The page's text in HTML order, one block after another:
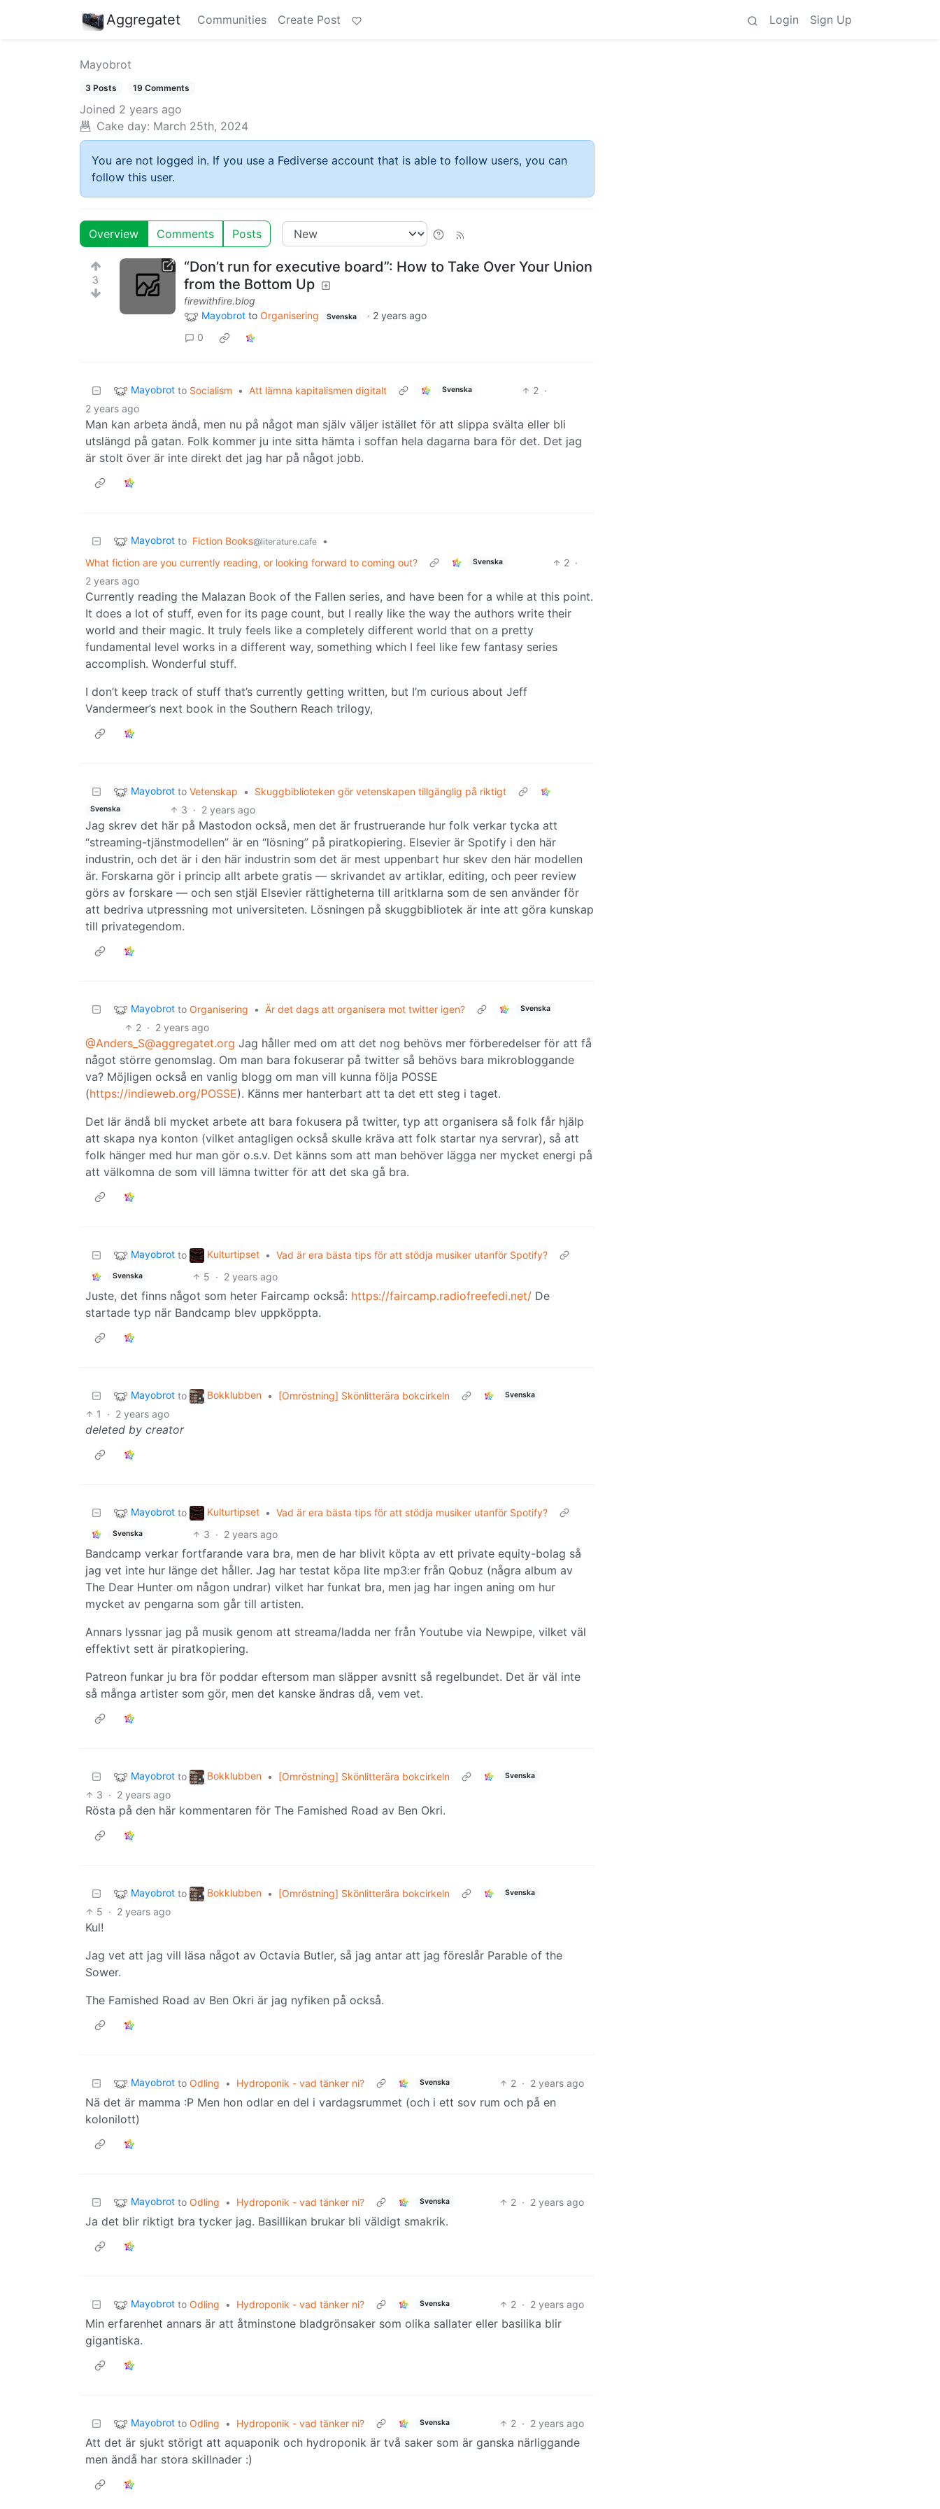
Aggregatet Communities Create Post Login Sign Up
Mayobrot
3 Posts 19 Comments
Joined 2 years ago
Cake day: March 25th, 2024
You are not logged in. If you use a Fediverse account that is able to follow users, you can
follow this user.
Overview Comments Posts
3
“Don’t run for executive board”: How to Take Over Your Union
from the Bottom Up
firewithfire.blog
Mayobrot to Organisering Svenska · 2 years ago
0
Mayobrot to Socialism • Att lämna kapitalismen digitalt Svenska 2 ·
2 years ago
Man kan arbeta ändå, men nu på något man själv väljer istället för att slippa svälta eller bli
utslängd på gatan. Folk kommer ju inte sitta hämta i soffan hela dagarna bara för det. Det jag
är stolt över är inte direkt det jag har på något jobb.
Mayobrot to Fiction Books@literature.cafe
•
What fiction are you currently reading, or looking forward to coming out?
Svenska 2 ·
2 years ago
Currently reading the Malazan Book of the Fallen series, and have been for a while at this point.
It does a lot of stuff, even for its page count, but I really like the way the authors write their
world and their magic. It truly feels like a completely different world that on a pretty
fundamental level works in a different way, something which I feel like few fantasy series
accomplish. Wonderful stuff.
I don’t keep track of stuff that’s currently getting written, but I’m curious about Jeff
Vandermeer’s next book in the Southern Reach trilogy,
Mayobrot to Vetenskap • Skuggbiblioteken gör vetenskapen tillgänglig på riktigt
Svenska 3 · 2 years ago
Jag skrev det här på Mastodon också, men det är frustruerande hur folk verkar tycka att
“streaming-tjänstmodellen” är en “lösning” på piratkopiering. Elsevier är Spotify i den här
industrin, och det är i den här industrin som det är mest uppenbart hur skev den här modellen
är. Forskarna gör i princip allt arbete gratis — skrivandet av artiklar, editing, och peer review
görs av forskare — och sen stjäl Elsevier rättigheterna till aritklarna som de sen använder för
att bedriva utpressning mot universiteten. Lösningen på skuggbibliotek är inte att göra kunskap
till privategendom.
Mayobrot to Organisering • Är det dags att organisera mot twitter igen? Svenska
2 · 2 years ago
@Anders_S@aggregatet.org Jag håller med om att det nog behövs mer förberedelser för att få
något större genomslag. Om man bara fokuserar på twitter så behövs bara mikrobloggande
va? Möjligen också en vanlig blogg om man vill kunna följa POSSE
(https://indieweb.org/POSSE). Känns mer hanterbart att ta det ett steg i taget.
Det lär ändå bli mycket arbete att bara fokusera på twitter, typ att organisera så folk får hjälp
att skapa nya konton (vilket antagligen också skulle kräva att folk startar nya servrar), så att
folk hänger med hur man gör o.s.v. Det känns som att man behöver lägga ner mycket energi på
att välkomna de som vill lämna twitter för att det ska gå bra.
Mayobrot to Kulturtipset • Vad är era bästa tips för att stödja musiker utanför Spotify?
Svenska 5 · 2 years ago
Juste, det finns något som heter Faircamp också: https://faircamp.radiofreefedi.net/ De
startade typ när Bandcamp blev uppköppta.
Mayobrot to Bokklubben • [Omröstning] Skönlitterära bokcirkeln Svenska
1 · 2 years ago
deleted by creator
Mayobrot to Kulturtipset • Vad är era bästa tips för att stödja musiker utanför Spotify?
Svenska 3 · 2 years ago
Bandcamp verkar fortfarande vara bra, men de har blivit köpta av ett private equity-bolag så
jag vet inte hur länge det håller. Jag har testat köpa lite mp3:er från Qobuz (några album av
The Dear Hunter om någon undrar) vilket har funkat bra, men jag har ingen aning om hur
mycket av pengarna som går till artisten.
Annars lyssnar jag på musik genom att streama/ladda ner från Youtube via Newpipe, vilket väl
effektivt sett är piratkopiering.
Patreon funkar ju bra för poddar eftersom man släpper avsnitt så regelbundet. Det är väl inte
så många artister som gör, men det kanske ändras då, vem vet.
Mayobrot to Bokklubben • [Omröstning] Skönlitterära bokcirkeln Svenska
3 · 2 years ago
Rösta på den här kommentaren för The Famished Road av Ben Okri.
Mayobrot to Bokklubben • [Omröstning] Skönlitterära bokcirkeln Svenska
5 · 2 years ago
Kul!
Jag vet att jag vill läsa något av Octavia Butler, så jag antar att jag föreslår Parable of the
Sower.
The Famished Road av Ben Okri är jag nyfiken på också.
Mayobrot to Odling • Hydroponik - vad tänker ni? Svenska 2 · 2 years ago
Nä det är mamma :P Men hon odlar en del i vardagsrummet (och i ett sov rum och på en
kolonilott)
Mayobrot to Odling • Hydroponik - vad tänker ni? Svenska 2 · 2 years ago
Ja det blir riktigt bra tycker jag. Basillikan brukar bli väldigt smakrik.
Mayobrot to Odling • Hydroponik - vad tänker ni? Svenska 2 · 2 years ago
Min erfarenhet annars är att åtminstone bladgrönsaker som olika sallater eller basilika blir
gigantiska.
Mayobrot to Odling • Hydroponik - vad tänker ni? Svenska 2 · 2 years ago
Att det är sjukt störigt att aquaponik och hydroponik är två saker som är ganska närliggande
men ändå har stora skillnader :)